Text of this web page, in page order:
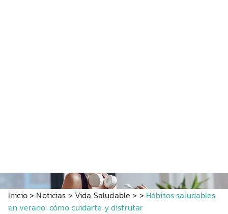
Inicio> Noticias > Vida Saludable > > Hábitos saludables
en verano: cómo cuidarte y disfrutar